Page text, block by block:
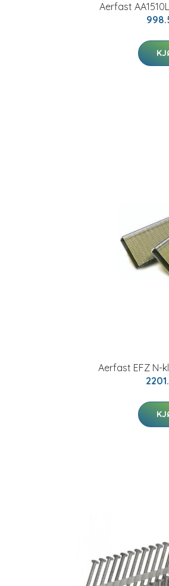
Aerfast
Aerfast EFZ N-